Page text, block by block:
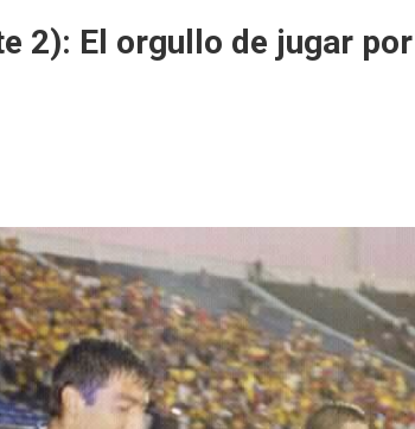
2): El orgullo de jugar por